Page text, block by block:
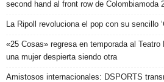
second hand al front row de Colombiamoda
La Ripoll revoluciona el pop con su sencillo
«25 Cosas» regresa en temporada al
una mujer despierta siendo otra
Amistosos internacionales: DSPORTS